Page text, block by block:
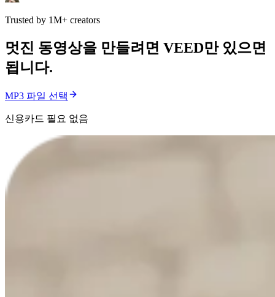
Trusted by 1M+ creators
멋진 동영상을 만들려면 VEED만 있으면
됩니다.
MP3 파일 선택
신용카드 필요 없음